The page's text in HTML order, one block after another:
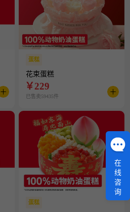
蛋糕
花束蛋糕
￥229
已售卖59435件
蛋糕
在
线
咨
询